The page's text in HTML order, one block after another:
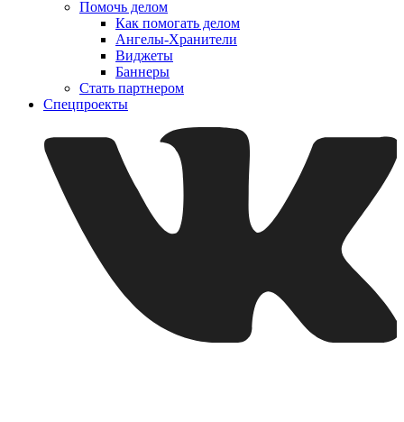
Помочь делом
Как помогать делом
Ангелы-Хранители
Виджеты
Баннеры
Стать партнером
Спецпроекты